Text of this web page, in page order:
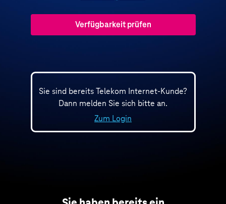
Verfügbarkeit prüfen
Sie sind bereits Telekom Internet-Kunde?
Dann melden Sie sich bitte an.
Zum Login